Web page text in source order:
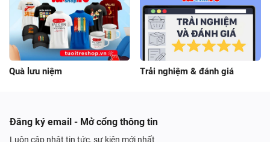
Quà lưu niệm Trải nghiệm & đánh giá
Đăng ký email - Mở cổng thông tin
Luôn cập nhật tin tức, sự kiện mới nhất